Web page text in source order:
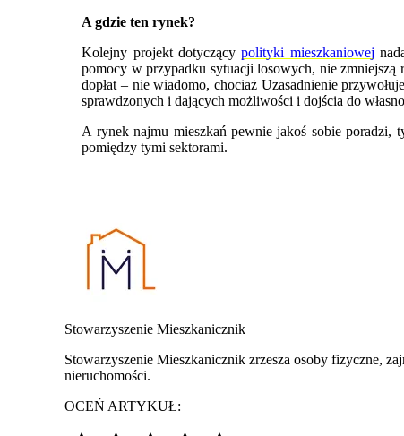
A gdzie ten rynek?
Kolejny projekt dotyczącypolityki mieszkaniowej
pomocy w przypadku sytuacji losowych, nie zmniejszą
dopłat – nie wiadomo, chociaż Uzasadnienie
sprawdzonych i dających możliwości i dojścia do
A rynek najmu mieszkań pewnie jakoś sobie poradzi,
pomiędzy tymi sektorami.
Stowarzyszenie Mieszkanicznik
Stowarzyszenie Mieszkanicznik zrzesza osoby fizyczne,
nieruchomości.
OCEŃ ARTYKUŁ: